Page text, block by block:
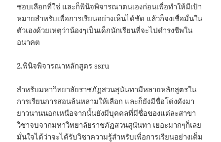
ชอบเลือกที่ใช่ และก็พินิจพิจารณาตนเองก่อนเพื่อทำให้มีเป้า
หมายสำหรับเพื่อการเรียนอย่างเห็นได้ชัด แล้วก็จงเชื่อมั่นใน
ตัวเองด้วยเหตุว่าน้องๆเป็นเด็กนักเรียนที่จะไปดำรงชีพใน
อนาคต
2.พินิจพิจารณาหลักสูตร ssru
สำหรับมหาวิทยาลัยราชภัฏสวนสุนันทามีหลายหลักสูตรใน
การเรียนการสอนล้นหลามให้เลือก และก็ยังมีชื่อโด่งดังมา
ยาวนานนอกเหนือจากนั้นยังมีบุคคลที่มีชื่อของแต่ละสาขา
วิชาจบจากมหาวิทยาลัยราชภัฏสวนสุนันทา เยอะมากๆก็เลย
มั่นใจได้ว่าจะได้รับวิชาความรู้สำหรับเพื่อการเรียนอย่างเต็ม